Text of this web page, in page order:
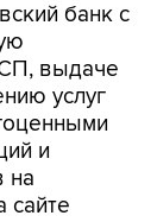
банк с
выдаче
услуг
и
на
сайте